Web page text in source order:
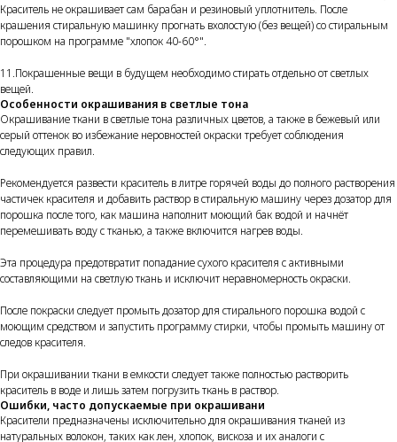
Краситель не окрашивает сам барабан и резиновый уплотнитель. После
крашения стиральную машинку прогнать вхолостую (без вещей) со стиральным
порошком на программе "хлопок 40-60°".
11.Покрашенные вещи в будущем необходимо стирать отдельно от светлых
вещей.
Особенности окрашивания в светлые тона
Окрашивание ткани в светлые тона различных цветов, а также в бежевый или
серый оттенок во избежание неровностей окраски требует соблюдения
следующих правил.
Рекомендуется развести краситель в литре горячей воды до полного растворения
частичек красителя и добавить раствор в стиральную машину через дозатор для
порошка после того, как машина наполнит моющий бак водой и начнёт
перемешивать воду с тканью, а также включится нагрев воды.
Эта процедура предотвратит попадание сухого красителя с активными
составляющими на светлую ткань и исключит неравномерность окраски.
После покраски следует промыть дозатор для стирального порошка водой с
моющим средством и запустить программу стирки, чтобы промыть машину от
следов красителя.
При окрашивании ткани в емкости следует также полностью растворить
краситель в воде и лишь затем погрузить ткань в раствор.
Ошибки, часто допускаемые при окрашивани
Красители предназначены исключительно для окрашивания тканей из
натуральных волокон, таких как лен, хлопок, вискоза и их аналоги с